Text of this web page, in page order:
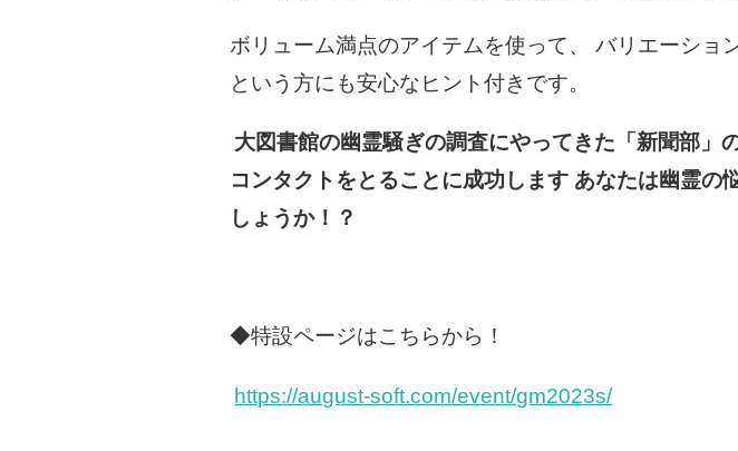
ボリューム満点のアイテムを使って、 バリエーショ
という方にも安心なヒント付きです。
大図書館の幽霊騒ぎの調査にやってきた「新聞部」
コンタクトをとることに成功します あなたは幽霊
しょうか！？
◆特設ページはこちらから！
https://august-soft.com/event/gm2023s/